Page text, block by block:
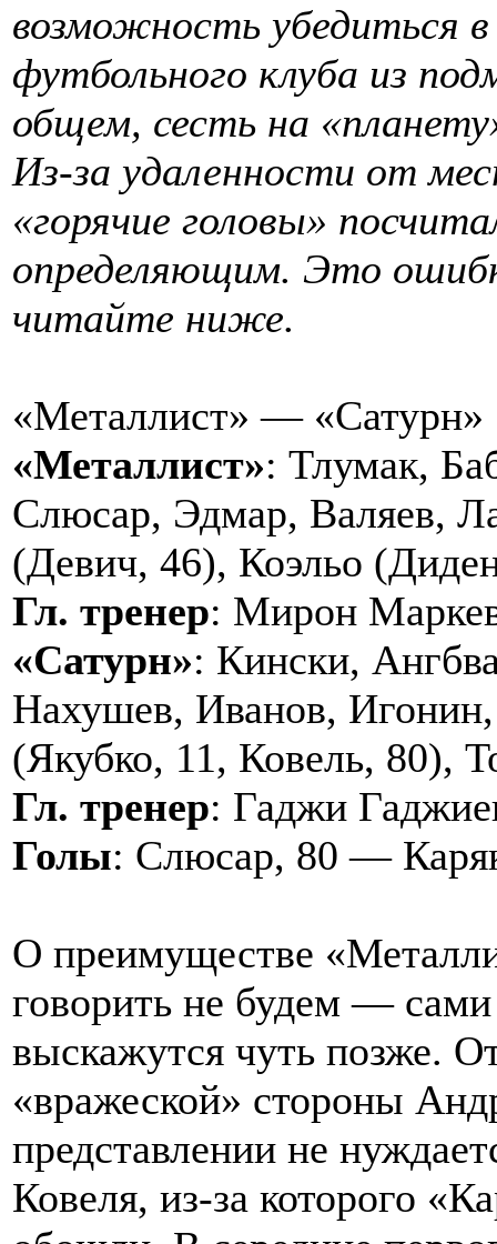
возможность убедиться
футбольного клуба из
общем, сесть на
Из-за удаленности от
«горячие головы»
определяющим. Это
читайте ниже.
«Металлист» — «Сатурн»
«Металлист»: Тлумак,
Слюсар, Эдмар, Валяев,
(Девич, 46), Коэльо
Гл. тренер: Мирон
«Сатурн»: Кински,
Нахушев, Иванов,
(Якубко, 11, Ковель, 80),
Гл. тренер: Гаджи
Голы: Слюсар, 80 —
О преимуществе
говорить не будем —
выскажутся чуть позже.
«вражеской» стороны
представлении не
Ковеля, из-за которого